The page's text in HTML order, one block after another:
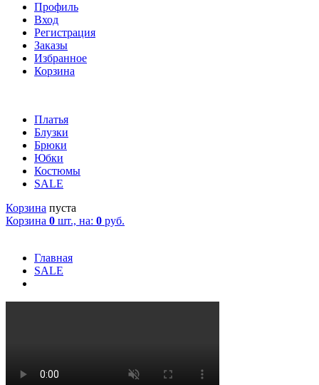
Профиль
Вход
Регистрация
Заказы
Избранное
Корзина
Платья
Блузки
Брюки
Юбки
Костюмы
SALE
Корзина пуста
Корзина 0 шт., на: 0 руб.
Главная
SALE